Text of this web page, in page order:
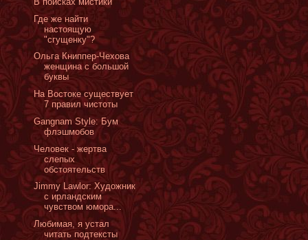
Где же найти
настоящую
"сгущенку"?
Ольга Книппер-Чехова
женщина с большой
буквы
На Востоке существует
7 правил чистоты
Gangnam Style: Бум
флэшмобов
Человек - жертва
слепых
обстоятельств
Jimmy Lawlor: Художник
с ирландским
чувством юмора...
Любимая, я устал
читать подтексты